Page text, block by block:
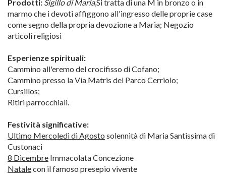
Prodotti: Sigillo di Maria,Si tratta di una M in bronzo o in
marmo che i devoti affiggono all'ingresso delle proprie case
come segno della propria devozione a Maria; Negozio
articoli religiosi
Esperienze spirituali:
Cammino all'eremo del crocifisso di Cofano;
Cammino presso la Via Matris del Parco Cerriolo;
Cursillos;
Ritiri parrocchiali.
Festività significative:
Ultimo Mercoledì di Agosto solennità di Maria Santissima di
Custonaci
8 Dicembre Immacolata Concezione
Natalecon il famoso presepio vivente